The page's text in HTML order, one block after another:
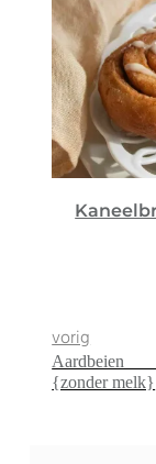
vorig
Aardbeien
{zonder melk}